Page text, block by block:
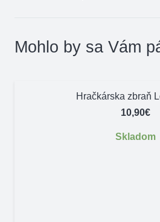
Mohlo by sa Vám
Hračkárska zbraň
10,90€
Skladom